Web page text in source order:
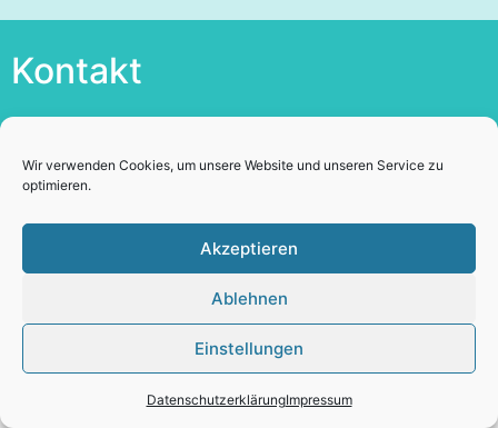
Wir verwenden Cookies, um unsere Website und unseren Service zu
optimieren.
Akzeptieren
Ablehnen
Einstellungen
DatenschutzerklärungImpressum
Kontakt
+43 676 6753372
Skype: Elisabeth Wolf Telek